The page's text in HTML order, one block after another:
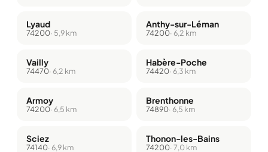
Lyaud
74200· 5,9 km
Anthy-sur-Léman
74200· 6,2 km
Vailly
74470· 6,2 km
Habère-Poche
74420· 6,3 km
Armoy
74200· 6,5 km
Brenthonne
74890· 6,5 km
Sciez
74140· 6,9 km
Thonon-les-Bains
74200· 7,0 km